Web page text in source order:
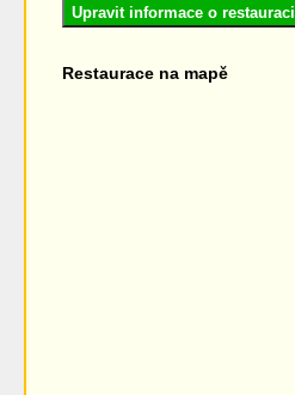
Upravit informace o restauraci
Restaurace na mapě